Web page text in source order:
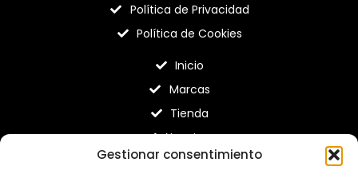
Gestionar consentimiento
Política de Privacidad
Política de Cookies
Inicio
Marcas
Tienda
Nosotros
Contacto